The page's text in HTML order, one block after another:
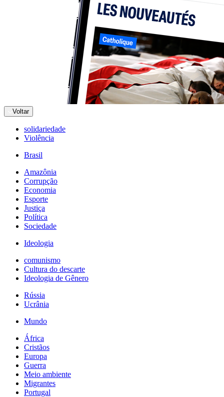
Voltar
solidariedade
Violência
Brasil
Amazônia
Corrupção
Economia
Esporte
Justiça
Política
Sociedade
Ideologia
comunismo
Cultura do descarte
Ideologia de Gênero
Rússia
Ucrânia
Mundo
África
Cristãos
Europa
Guerra
Meio ambiente
Migrantes
Portugal